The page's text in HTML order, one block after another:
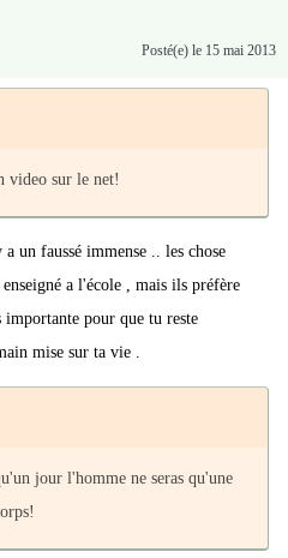
Posté(e) le 15 mai 2013
video sur le net!
un faussé immense .. les chose
a l'école , mais ils préfère
importante pour que tu reste
mise sur ta vie .
jour l'homme ne seras qu'une